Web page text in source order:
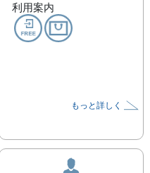
利用案内
もっと詳しく